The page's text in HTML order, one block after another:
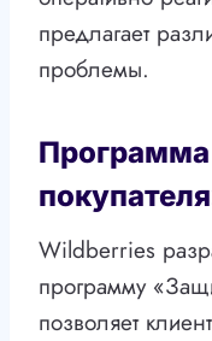
предлагает
проблемы.
Wildberries
программу
позволяет